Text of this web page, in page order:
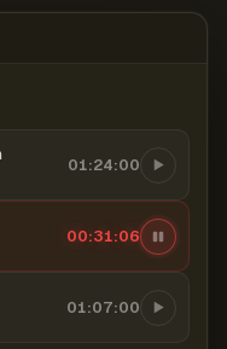
01:24:00
00:31:07
01:07:00